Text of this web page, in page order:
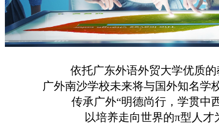
依托广东外语外贸大学优质
广外南沙学校未来将与国外知名学
传承广外“明德尚行，学贯中
以培养走向世界的π型人才